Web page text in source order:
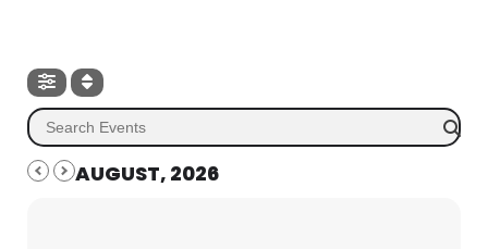
AUGUST, 2026